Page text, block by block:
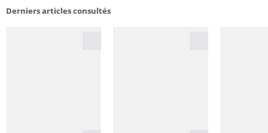
Derniers articles consultés